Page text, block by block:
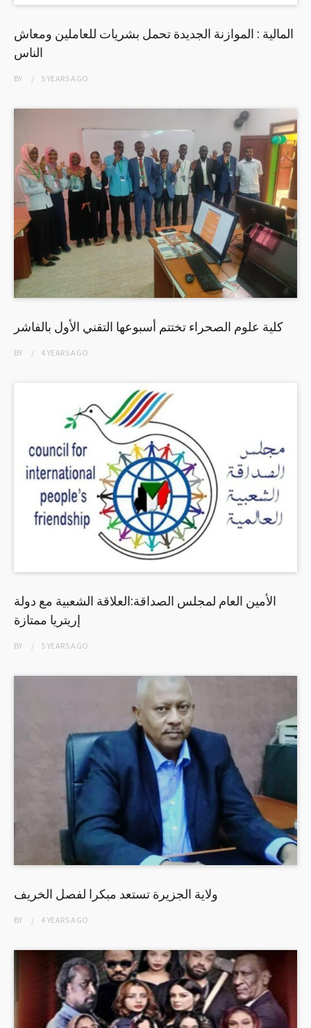
المالية : الموازنة الجديدة تحمل بشريات للعاملين ومعاش
الناس
BY 5 YEARSAGO
كلية علوم الصحراء تختتم أسبوعها التقني الأول بالفاشر
BY 4 YEARSAGO
الأمين العام لمجلس الصداقة:العلاقة الشعبية مع دولة
إريتريا ممتازة
BY 5 YEARSAGO
ولاية الجزيرة تستعد مبكرا لفصل الخريف
BY 4 YEARSAGO